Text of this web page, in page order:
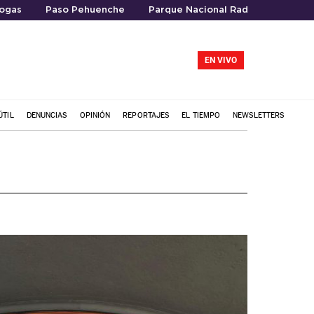
Paso Pehuenche Parque Nacional Radal Siete Tazas
EN VIVO
DENUNCIAS OPINIÓN REPORTAJES EL TIEMPO NEWSLETTERS